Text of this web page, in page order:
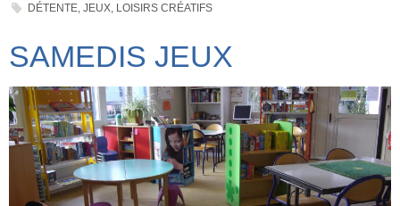
DÉTENTE, JEUX, LOISIRS CRÉATIFS
SAMEDIS JEUX